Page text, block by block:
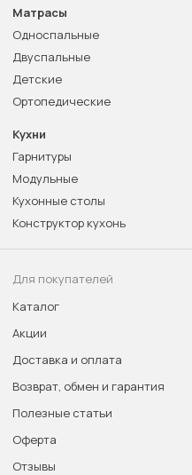
Матрасы
Односпальные
Двуспальные
Детские
Ортопедические
Кухни
Гарнитуры
Модульные
Кухонные столы
Конструктор кухонь
Для покупателей
Каталог
Акции
Доставка и оплата
Возврат, обмен и гарантия
Полезные статьи
Оферта
Отзывы